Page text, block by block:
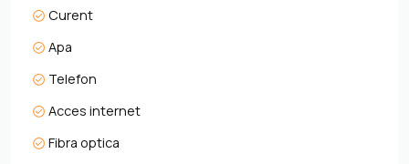
Curent
Apa
Telefon
Acces internet
Fibra optica